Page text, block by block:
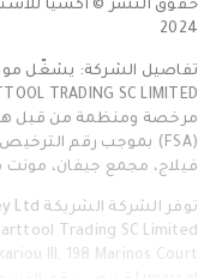
2024
مرخصة ومنظمة من قبل
فيلاج، مجمع جيفان،